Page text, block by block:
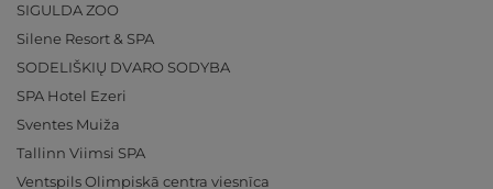
SIGULDA ZOO
Silene Resort & SPA
SODELIŠKIŲ DVARO SODYBA
SPA Hotel Ezeri
Sventes Muiža
Tallinn Viimsi SPA
Ventspils Olimpiskā centra viesnīca